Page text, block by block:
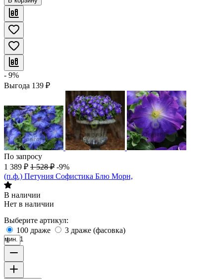
- 9%
Выгода 139 ₽
По запросу
1 389 ₽ 1 528 ₽ -9%
(п.ф.) Петуния Софистика Блю Морн,
В наличии
Нет в наличии
Выберите артикул:
100 драже
3 драже (фасовка)
мин. 1